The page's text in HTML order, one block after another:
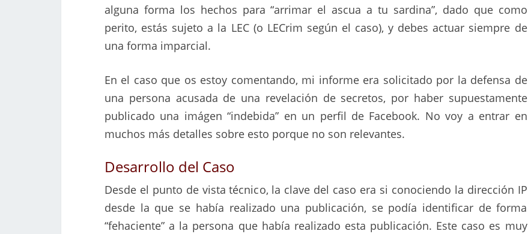
alguna forma los hechos para “arrimar el ascua a tu sardina”, dado que como
perito, estás sujeto a la LEC (o LECrim según el caso), y debes actuar siempre de
una forma imparcial.
En el caso que os estoy comentando, mi informe era solicitado por la defensa de
una persona acusada de una revelación de secretos, por haber supuestamente
publicado una imágen “indebida” en un perfil de Facebook. No voy a entrar en
muchos más detalles sobre esto porque no son relevantes.
Desarrollo del Caso
Desde el punto de vista técnico, la clave del caso era si conociendo la dirección IP
desde la que se había realizado una publicación, se podía identificar de forma
“fehaciente” a la persona que había realizado esta publicación. Este caso es muy